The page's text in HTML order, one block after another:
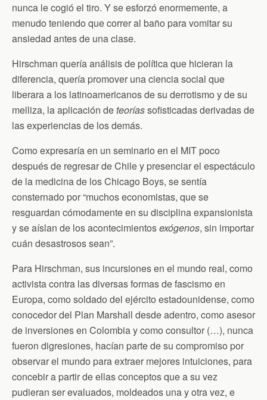
nunca le cogió el tiro. Y se esforzó enormemente, a
menudo teniendo que correr al baño para vomitar su
ansiedad antes de una clase.
Hirschman quería análisis de política que hicieran la
diferencia, quería promover una ciencia social que
liberara a los latinoamericanos de su derrotismo y de su
melliza, la aplicación deteoríassofisticadas derivadas de
las experiencias de los demás.
Como expresaría en un seminario en el MIT poco
después de regresar de Chile y presenciar el espectáculo
de la medicina de los Chicago Boys, se sentía
consternado por “muchos economistas, que se
resguardan cómodamente en su disciplina expansionista
y se aíslan de los acontecimientosexógenos, sin importar
cuán desastrosos sean”.
Para Hirschman, sus incursiones en el mundo real, como
activista contra las diversas formas de fascismo en
Europa, como soldado del ejército estadounidense, como
conocedor del Plan Marshall desde adentro, como asesor
de inversiones en Colombia y como consultor (…), nunca
fueron digresiones, hacían parte de su compromiso por
observar el mundo para extraer mejores intuiciones, para
concebir a partir de ellas conceptos que a su vez
pudieran ser evaluados, moldeados una y otra vez, e